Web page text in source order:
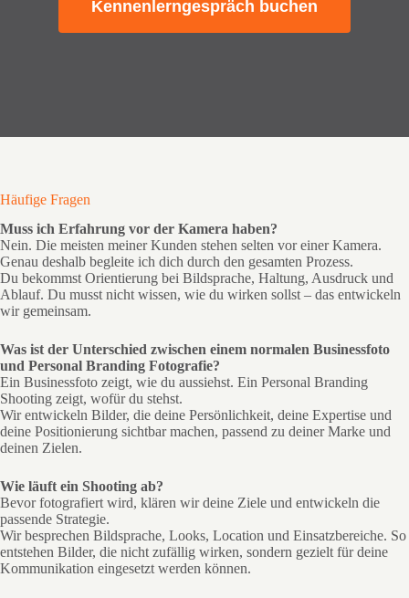
Kennenlerngespräch buchen
Häufige Fragen
Muss ich Erfahrung vor der Kamera haben?
Nein. Die meisten meiner Kunden stehen selten vor einer Kamera.
Genau deshalb begleite ich dich durch den gesamten Prozess.
Du bekommst Orientierung bei Bildsprache, Haltung, Ausdruck und
Ablauf. Du musst nicht wissen, wie du wirken sollst – das entwickeln
wir gemeinsam.
Was ist der Unterschied zwischen einem normalen Businessfoto
und Personal Branding Fotografie?
Ein Businessfoto zeigt, wie du aussiehst. Ein Personal Branding
Shooting zeigt, wofür du stehst.
Wir entwickeln Bilder, die deine Persönlichkeit, deine Expertise und
deine Positionierung sichtbar machen, passend zu deiner Marke und
deinen Zielen.
Wie läuft ein Shooting ab?
Bevor fotografiert wird, klären wir deine Ziele und entwickeln die
passende Strategie.
Wir besprechen Bildsprache, Looks, Location und Einsatzbereiche. So
entstehen Bilder, die nicht zufällig wirken, sondern gezielt für deine
Kommunikation eingesetzt werden können.